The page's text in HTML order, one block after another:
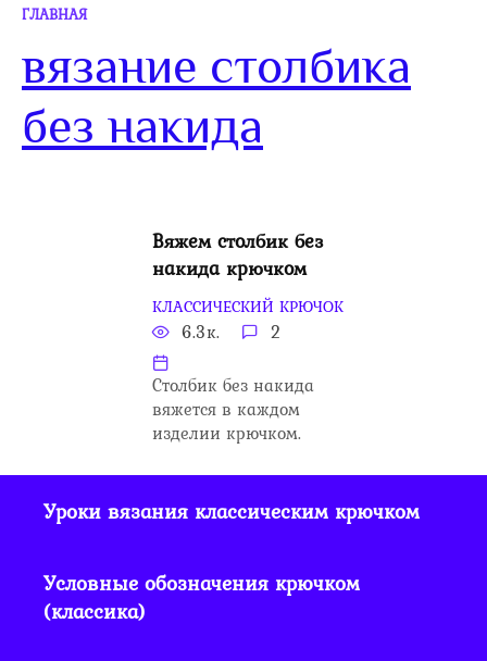
ГЛАВНАЯ
вязание столбика
без накида
Вяжем столбик без
накида крючком
КЛАССИЧЕСКИЙ КРЮЧОК
6.3к. 2
Столбик без накида
вяжется в каждом
изделии крючком.
Уроки вязания классическим крючком
Условные обозначения крючком
(классика)